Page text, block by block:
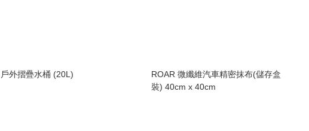
戶外摺疊水桶 (20L)
ROAR 微纖維汽車精密抹布(儲存盒
裝) 40cm x 40cm